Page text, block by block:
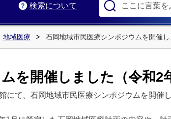
検索について
地域医療 石岡地域市民医療シンポジウムを開催し
を開催しました（令和2
て、石岡地域市民医療シンポジウムを開催し